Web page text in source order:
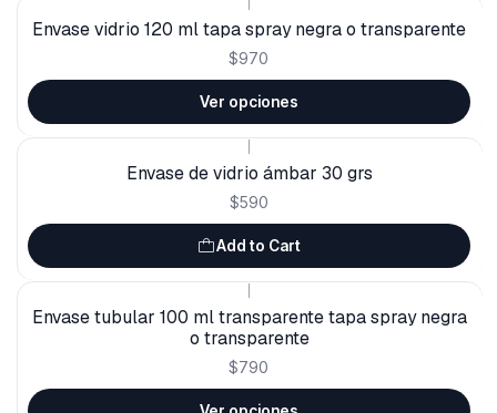
Envase vidrio 120 ml tapa spray negra o transparente
$970
Ver opciones
Envase de vidrio ámbar 30 grs
$590
Add to Cart
Envase tubular 100 ml transparente tapa spray negra
o transparente
$790